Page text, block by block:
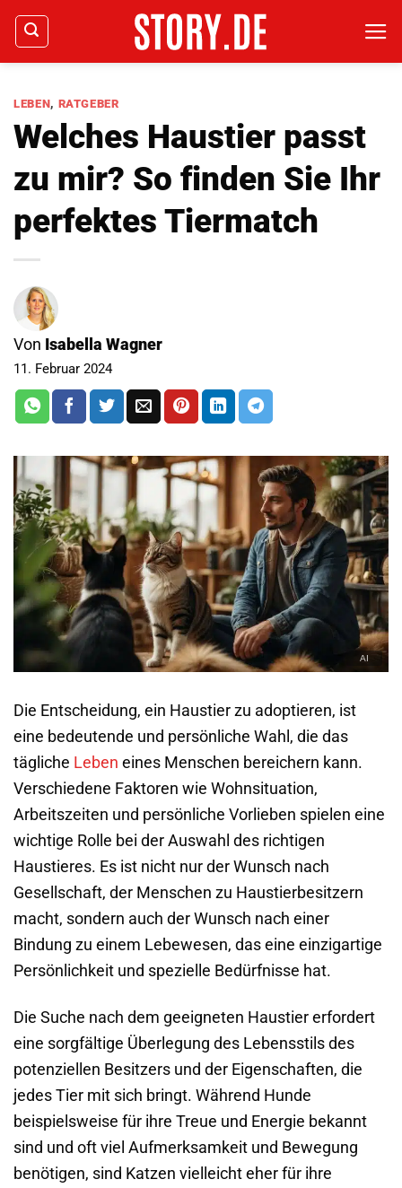
Zum
Inhalt
springen
LEBEN, RATGEBER
Welches Haustier passt
zu mir? So finden Sie Ihr
perfektes Tiermatch
Von Isabella Wagner
11. Februar 2024
Die Entscheidung, ein Haustier zu adoptieren, ist
eine bedeutende und persönliche Wahl, die das
tägliche Leben eines Menschen bereichern kann.
Verschiedene Faktoren wie Wohnsituation,
Arbeitszeiten und persönliche Vorlieben spielen eine
wichtige Rolle bei der Auswahl des richtigen
Haustieres. Es ist nicht nur der Wunsch nach
Gesellschaft, der Menschen zu Haustierbesitzern
macht, sondern auch der Wunsch nach einer
Bindung zu einem Lebewesen, das eine einzigartige
Persönlichkeit und spezielle Bedürfnisse hat.
Die Suche nach dem geeigneten Haustier erfordert
eine sorgfältige Überlegung des Lebensstils des
potenziellen Besitzers und der Eigenschaften, die
jedes Tier mit sich bringt. Während Hunde
beispielsweise für ihre Treue und Energie bekannt
sind und oft viel Aufmerksamkeit und Bewegung
benötigen, sind Katzen vielleicht eher für ihre